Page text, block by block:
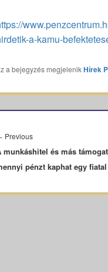
a-kamu-
a bejegyzés megjelenikHírek
PreviousPrevious
post:
munkáshitel és más
pénzt kaphat egy fiatal